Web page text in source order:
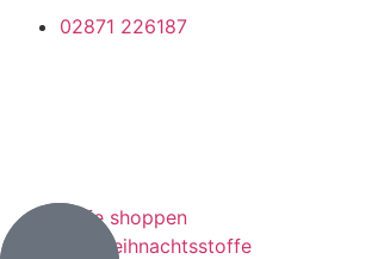
02871 226187
Stoffe shoppen
Weihnachtsstoffe